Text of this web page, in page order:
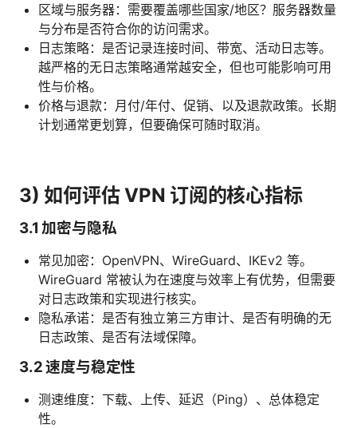
区域与服务器：需要覆盖哪些国家/地区？服务器数量
与分布是否符合你的访问需求。
日志策略：是否记录连接时间、带宽、活动日志等。
越严格的无日志策略通常越安全，但也可能影响可用
性与价格。
价格与退款：月付/年付、促销、以及退款政策。长期
计划通常更划算，但要确保可随时取消。
3) 如何评估 VPN 订阅的核心指标
3.1 加密与隐私
常见加密：OpenVPN、WireGuard、IKEv2 等。
WireGuard 常被认为在速度与效率上有优势，但需要
对日志政策和实现进行核实。
隐私承诺：是否有独立第三方审计、是否有明确的无
日志政策、是否有法域保障。
3.2 速度与稳定性
测速维度：下载、上传、延迟（Ping）、总体稳定
性。